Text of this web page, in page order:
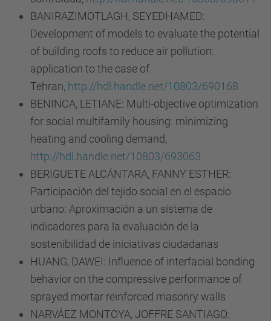
BANIRAZIMOTLAGH, SEYEDHAMED:
Development of models to evaluate the potential
of building roofs to reduce air pollution:
application to the case of
Tehran, http://hdl.handle.net/10803/690168
BENINCA, LETIANE: Multi-objective optimization
for social multifamily housing: minimizing
heating and cooling demand,
http://hdl.handle.net/10803/693063
BERIGUETE ALCÁNTARA, FANNY ESTHER:
Participación del tejido social en el espacio
urbano: Aproximación a un sistema de
indicadores para la evaluación de la
sostenibilidad de iniciativas ciudadanas
HUANG, DAWEI: Influence of interfacial bonding
behavior on the compressive performance of
sprayed mortar reinforced masonry walls
NARVÁEZ MONTOYA, JOFFRE SANTIAGO: